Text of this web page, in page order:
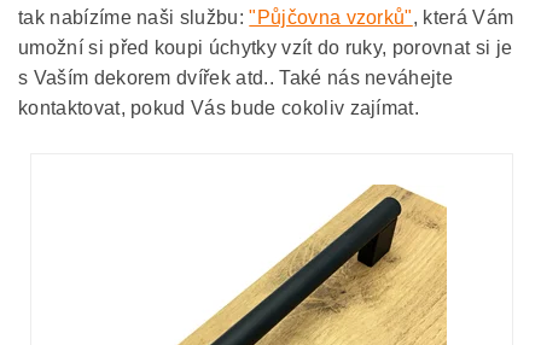
tak nabízíme naši službu:"Půjčovna vzorků", která Vám
umožní si před koupi úchytky vzít do ruky, porovnat si je
s Vaším dekorem dvířek atd.. Také nás neváhejte
kontaktovat, pokud Vás bude cokoliv zajímat.